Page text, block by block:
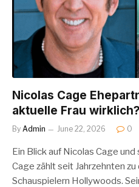
Nicolas Cage
aktuelle Frau wirklich?
By Admin June 22, 2026 0
Ein Blick auf Nicolas Cage
Cage zählt seit Jahrzehnten
Schauspielern Hollywoods.